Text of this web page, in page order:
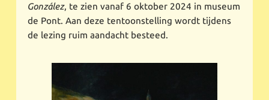
González, te zien vanaf 6 oktober 2024 in museum
de Pont. Aan deze tentoonstelling wordt tijdens
de lezing ruim aandacht besteed.